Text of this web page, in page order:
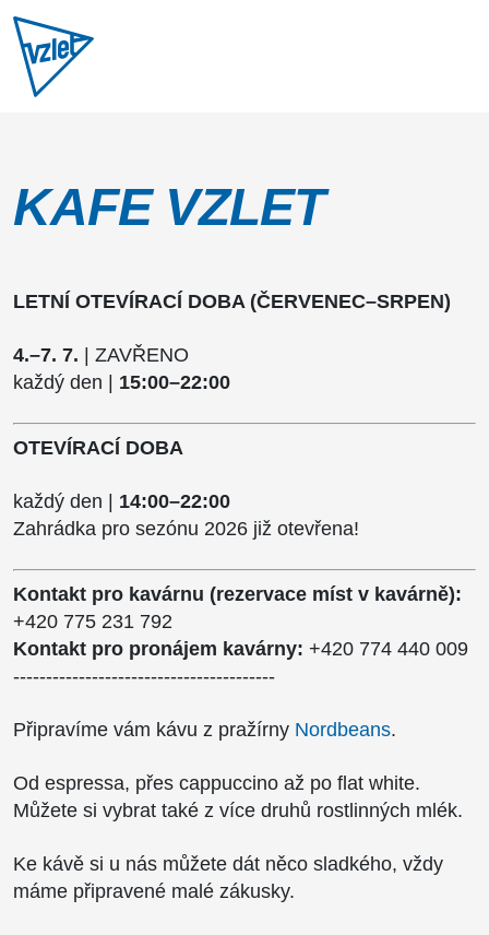
KAFE VZLET
LETNÍ OTEVÍRACÍ DOBA (ČERVENEC–SRPEN)
4.–7. 7. | ZAVŘENO
každý den | 15:00–22:00
OTEVÍRACÍ DOBA
každý den | 14:00–22:00
Zahrádka pro sezónu 2026 již otevřena!
Kontakt pro kavárnu (rezervace míst v kavárně):
+420 775 231 792
Kontakt pro pronájem kavárny: +420 774 440 009
----------------------------------------
Připravíme vám kávu z pražírny Nordbeans.
Od espressa, přes cappuccino až po flat white.
Můžete si vybrat také z více druhů rostlinných mlék.
Ke kávě si u nás můžete dát něco sladkého, vždy
máme připravené malé zákusky.